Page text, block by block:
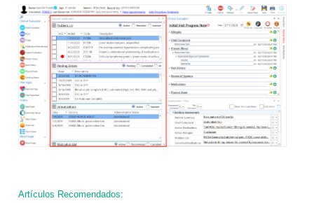
Artículos Recomendados: